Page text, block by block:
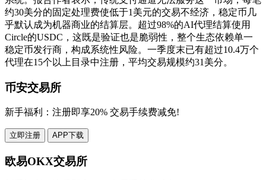
约30美分的固定处理费使低于1美元的交易不经济，稳定币几
乎默认成为机器商业的结算层。超过98%的AI代理结算使用
Circle的USDC，这既是验证也是脆弱性，整个生态依赖单一
稳定币发行商，构成系统性风险。一季度末已有超过10.4万个
代理在15个以上目录中注册，平均交易规模约31美分。
币安交易所
新手福利： 注册即享20% 交易手续费减免!
立即注册 APP下载
欧易OKX交易所